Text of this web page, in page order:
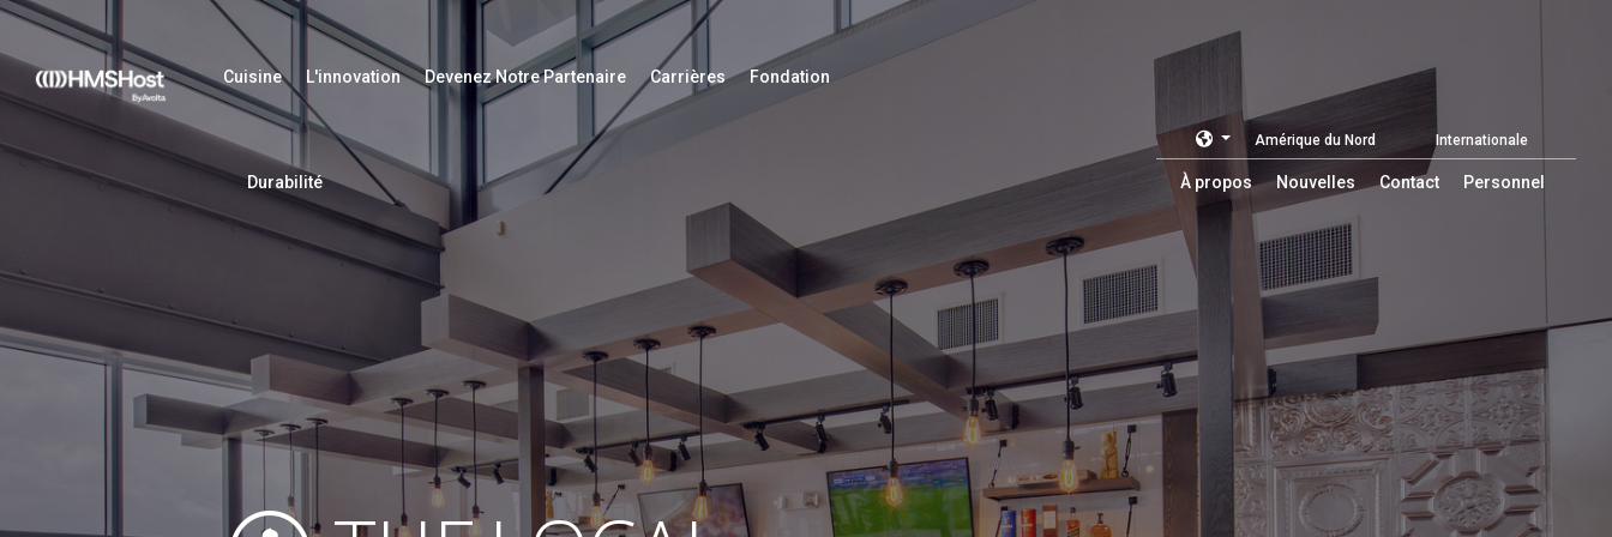
Cuisine L'innovation Devenez Notre Partenaire Carrières Fondation
Durabilité À propos Nouvelles Contact Personnel
Amérique du Nord Internationale